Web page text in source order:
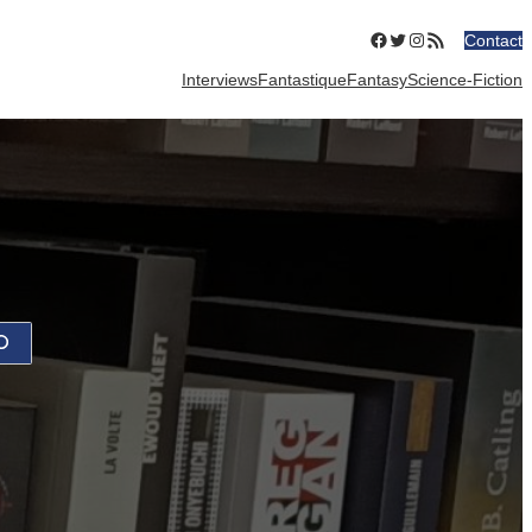
Facebook
Twitter
Instagram
Flux RSSContact
InterviewsFantastiqueFantasyScience-Fiction